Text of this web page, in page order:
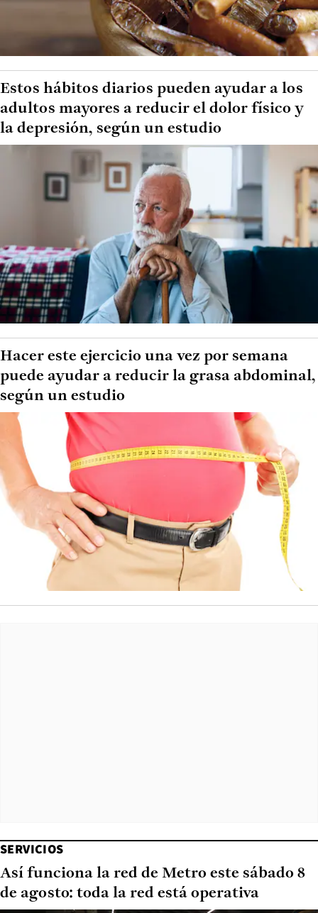
Estos hábitos diarios pueden ayudar a los
adultos mayores a reducir el dolor físico y
la depresión, según un estudio
Hacer este ejercicio una vez por semana
puede ayudar a reducir la grasa abdominal,
según un estudio
SERVICIOS
Así funciona la red de Metro este sábado 8
de agosto: toda la red está operativa